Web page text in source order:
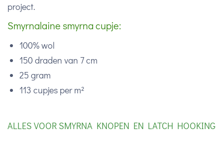
project.
Smyrnalaine smyrna cupje:
100% wol
150 draden van 7 cm
25 gram
113 cupjes per m²
ALLES VOOR SMYRNA KNOPEN EN LATCH HOOKING